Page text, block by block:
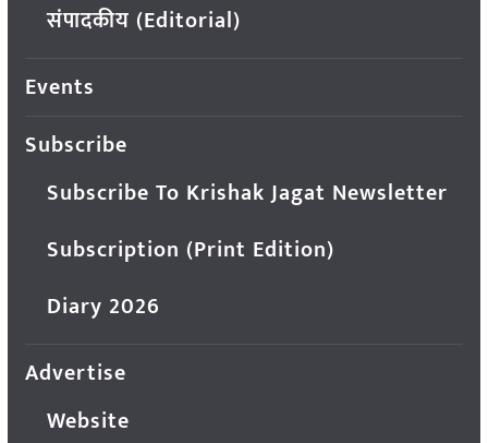
संपादकीय (Editorial)
Events
Subscribe
Subscribe To Krishak Jagat Newsletter
Subscription (Print Edition)
Diary 2026
Advertise
Website